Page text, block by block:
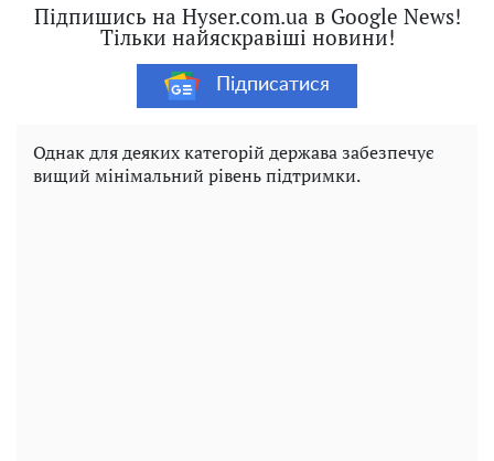
Підпишись на Hyser.com.ua в Google News!
Тільки найяскравіші новини!
Підписатися
Однак для деяких категорій держава забезпечує
вищий мінімальний рівень підтримки.